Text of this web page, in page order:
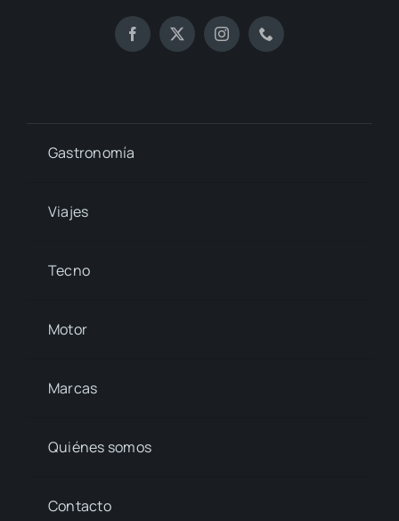
Gastronomía
Viajes
Tecno
Motor
Marcas
Quiénes somos
Contacto